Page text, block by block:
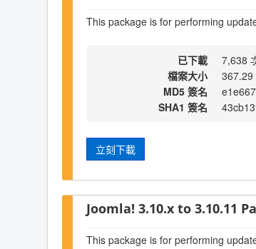
This package is for performing
已下載
7,638
檔案大小
367.29
MD5 簽名
SHA1 簽名
立刻下載
Joomla! 3.10.x to 3.10.11
This package is for performing